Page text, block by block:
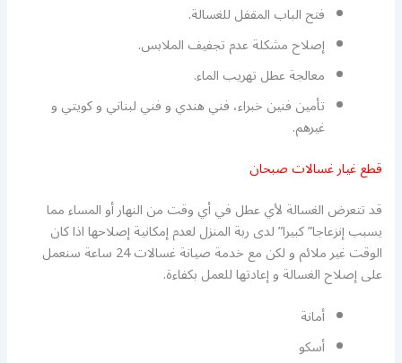
فتح الباب المقفل للغسالة.
إصلاح مشكلة عدم تجفيف الملابس.
معالجة عطل تهريب الماء.
تأمين فنين خبراء، فني هندي و فني لبناني و كويتي و
غيرهم.
قطع غيار غسالات صبحان
قد تتعرض الغسالة لأي عطل في أي وقت من النهار أو المساء مما
يسبب إنزعاجا” كبيرا” لدى ربة المنزل لعدم إمكانية إصلاحها اذا كان
الوقت غير ملائم و لكن مع خدمة صيانة غسالات 24 ساعة سنعمل
على إصلاح الغسالة و إعادتها للعمل بكفاءة.
أمانة
أسكو